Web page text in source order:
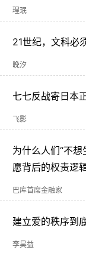
瑆珉
21世纪，文科必
晚汐
七七反战寄日本
飞影
为什么人们“不
愿背后的权责逻
巴库首席金融家
建立爱的秩序到
李昊益